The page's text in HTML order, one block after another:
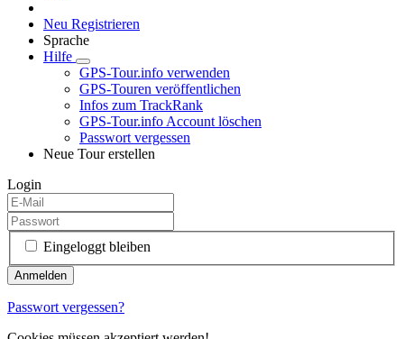
Neu Registrieren
Sprache
Hilfe
GPS-Tour.info verwenden
GPS-Touren veröffentlichen
Infos zum TrackRank
GPS-Tour.info Account löschen
Passwort vergessen
Neue Tour erstellen
Login
Eingeloggt bleiben
Passwort vergessen?